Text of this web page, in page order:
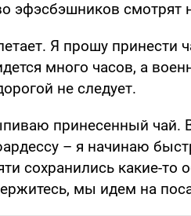
эфэсбэшников смотрят
Я прошу принести
много часов, а
не следует.
принесенный чай.
– я начинаю
сохранились какие-
мы идем на